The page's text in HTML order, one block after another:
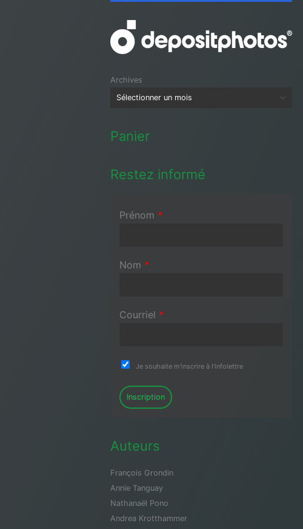
Archives
Panier
Restez informé
Prénom *
Nom *
Courriel *
Je souhaite m'inscrire à l'infolettre
Inscription
Auteurs
François Grondin
Annie Tanguay
Nathanaël Pono
Andrea Krotthammer